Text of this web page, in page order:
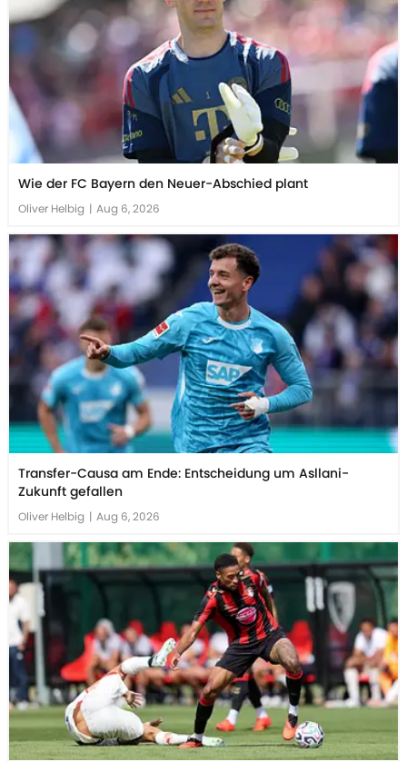
Wie der FC Bayern den Neuer-Abschied plant
Oliver Helbig | Aug 6, 2026
Transfer-Causa am Ende: Entscheidung um Asllani-
Zukunft gefallen
Oliver Helbig | Aug 6, 2026